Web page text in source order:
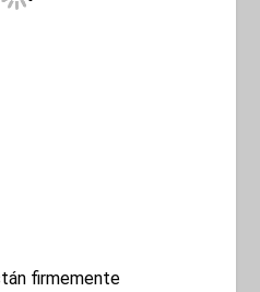
firmemente